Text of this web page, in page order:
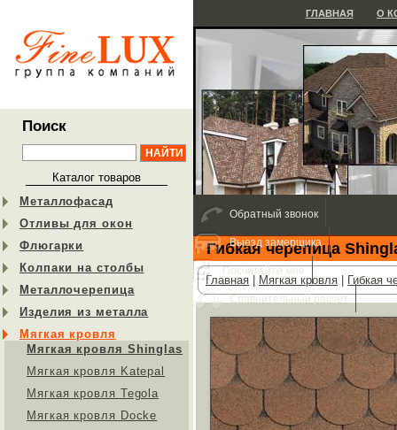
Поиск
Каталог товаров
Металлофасад
Отливы для окон
Флюгарки
Колпаки на столбы
Металлочерепица
Изделия из металла
Мягкая кровля
Мягкая кровля Shinglas
Мягкая кровля Katepal
Мягкая кровля Tegola
Мягкая кровля Docke
ГЛАВНАЯ О
Гибкая черепица
Главная Мягкая кровля Гибкая
Обратный звонок
Выезд замерщика
Посчитайте мне
Сравнительный расчет